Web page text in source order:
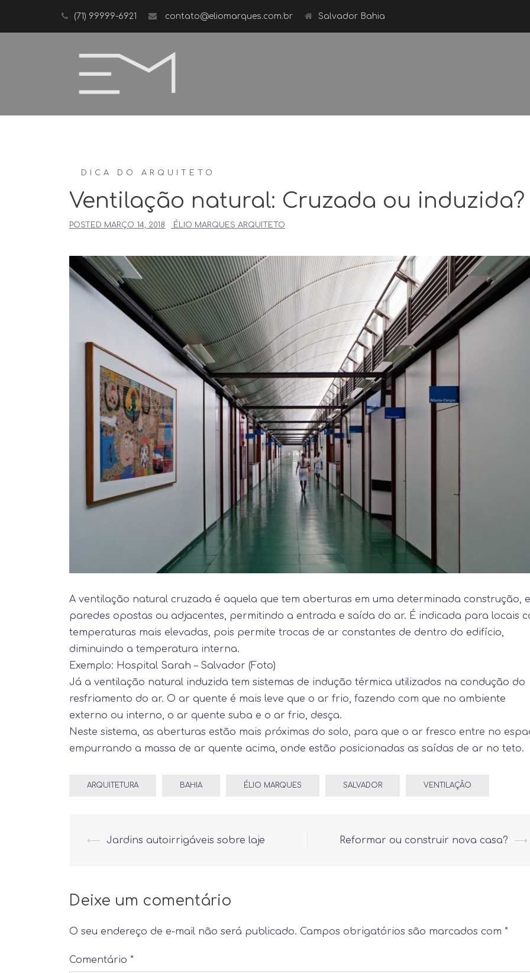
(71) 99999-6921 contato@eliomarques.com.br Salvador Bahia
DICA DO ARQUITETO
Ventilação natural: Cruzada ou induzida?
POSTED MARÇO 14, 2018 ÉLIO MARQUES ARQUITETO
A ventilação natural cruzada é aquela que tem aberturas em uma determinada construção,
paredes opostas ou adjacentes, permitindo a entrada e saída do ar. É indicada para locais
temperaturas mais elevadas, pois permite trocas de ar constantes de dentro do edifício,
diminuindo a temperatura interna.
Exemplo: Hospital Sarah – Salvador (Foto)
Já a ventilação natural induzida tem sistemas de indução térmica utilizados na condução do
resfriamento do ar. O ar quente é mais leve que o ar frio, fazendo com que no ambiente
externo ou interno, o ar quente suba e o ar frio, desça.
Neste sistema, as aberturas estão mais próximas do solo, para que o ar fresco entre no
empurrando a massa de ar quente acima, onde estão posicionadas as saídas de ar no teto.
ARQUITETURA BAHIA ÉLIO MARQUES SALVADOR VENTILAÇÃO
Post
⟵ Jardins autoirrigáveis sobre laje Reformar ou construir nova casa? ⟶
Deixe um comentário
O seu endereço de e-mail não será publicado. Campos obrigatórios são marcados com *
Comentário *